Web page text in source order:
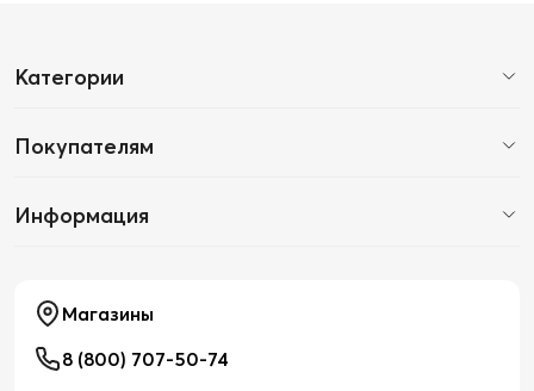
Категории
Покупателям
Информация
Магазины
8 (800) 707-50-74